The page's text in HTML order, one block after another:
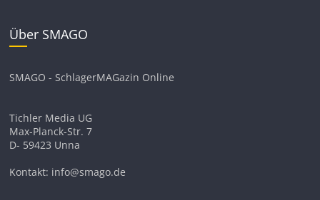
Über SMAGO
SMAGO - SchlagerMAGazin Online
Tichler Media UG
Max-Planck-Str. 7
D- 59423 Unna
Kontakt: info@smago.de